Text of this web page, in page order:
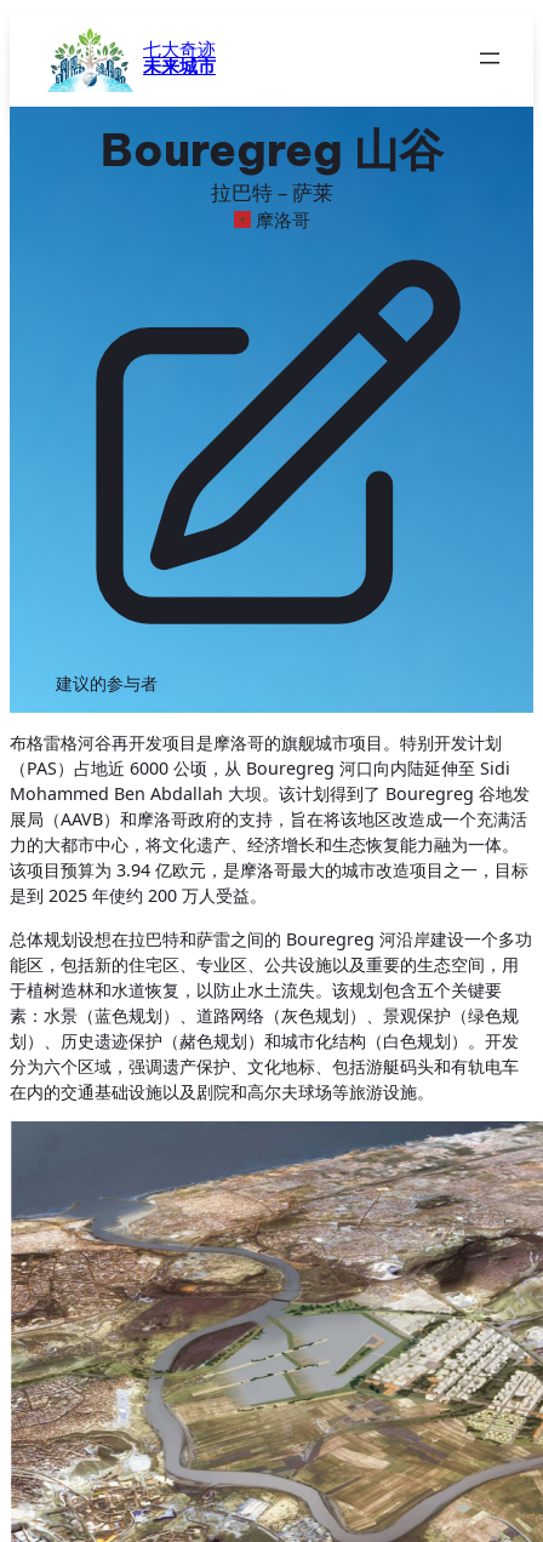
七大奇迹
未来城市
Bouregreg 山谷
拉巴特 – 萨莱
摩洛哥
建议的参与者
布格雷格河谷再开发项目是摩洛哥的旗舰城市项目。特别开发计划
（PAS）占地近 6000 公顷，从 Bouregreg 河口向内陆延伸至 Sidi
Mohammed Ben Abdallah 大坝。该计划得到了 Bouregreg 谷地发
展局（AAVB）和摩洛哥政府的支持，旨在将该地区改造成一个充满活
力的大都市中心，将文化遗产、经济增长和生态恢复能力融为一体。
该项目预算为 3.94 亿欧元，是摩洛哥最大的城市改造项目之一，目标
是到 2025 年使约 200 万人受益。
总体规划设想在拉巴特和萨雷之间的 Bouregreg 河沿岸建设一个多功
能区，包括新的住宅区、专业区、公共设施以及重要的生态空间，用
于植树造林和水道恢复，以防止水土流失。该规划包含五个关键要
素：水景（蓝色规划）、道路网络（灰色规划）、景观保护（绿色规
划）、历史遗迹保护（赭色规划）和城市化结构（白色规划）。开发
分为六个区域，强调遗产保护、文化地标、包括游艇码头和有轨电车
在内的交通基础设施以及剧院和高尔夫球场等旅游设施。